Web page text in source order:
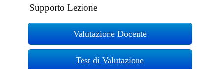
Supporto Lezione
Valutazione Docente
Test di Valutazione